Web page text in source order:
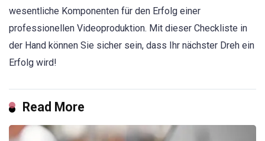
wesentliche Komponenten für den Erfolg einer
professionellen Videoproduktion. Mit dieser Checkliste in
der Hand können Sie sicher sein, dass Ihr nächster Dreh ein
Erfolg wird!
Read More